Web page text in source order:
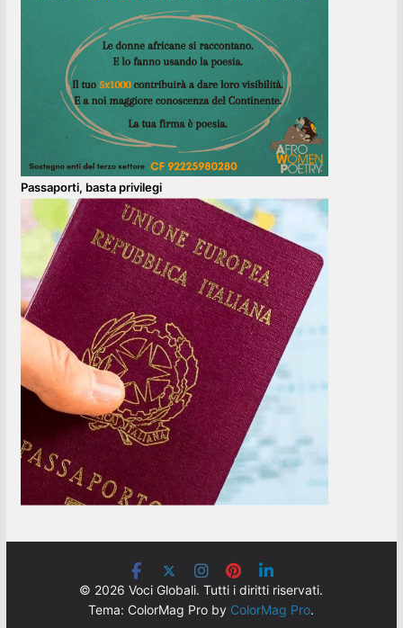
Passaporti, basta privilegi
© 2026 Voci Globali. Tutti i diritti riservati.
Tema: ColorMag Pro by ColorMag Pro.